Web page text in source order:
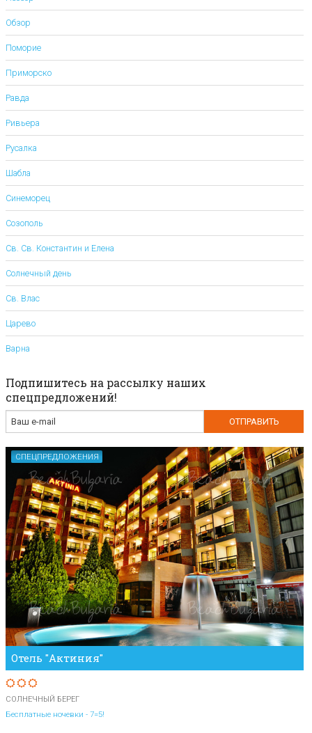
Обзор
Поморие
Приморско
Равда
Ривьера
Русалка
Шабла
Синеморец
Созополь
Св. Св. Константин и Елена
Солнечный день
Св. Влас
Царево
Варна
Подпишитесь на рассылку наших
спецпредложений!
СПЕЦПРЕДЛОЖЕНИЯ
Отель "Актиния"
СОЛНЕЧНЫЙ БЕРЕГ
Бесплатные ночевки - 7=5!